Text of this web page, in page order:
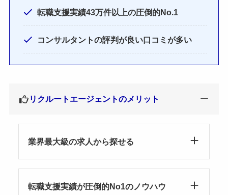
転職支援実績43万件以上の圧倒的No.1
コンサルタントの評判が良い口コミが多い
リクルートエージェントのメリット
業界最大級の求人から探せる
転職支援実績が圧倒的No1のノウハウ